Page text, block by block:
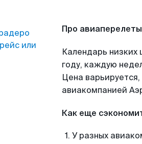
или
Про
Календарь
году, каждую
Цена
авиакомпанией
Как еще
У разных